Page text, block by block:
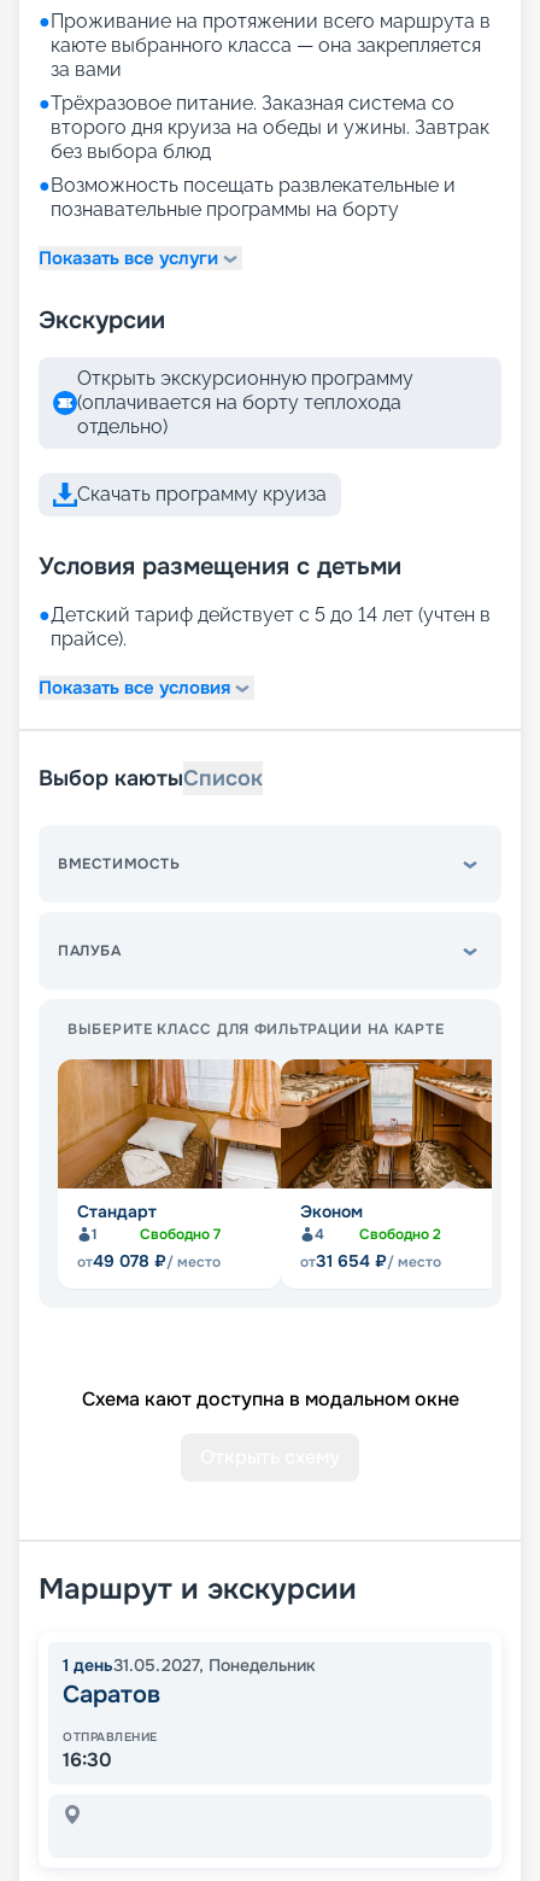
●Проживание на протяжении всего маршрута в
каюте выбранного класса — она закрепляется
за вами
●Трёхразовое питание. Заказная система со
второго дня круиза на обеды и ужины. Завтрак
без выбора блюд
●Возможность посещать развлекательные и
познавательные программы на борту
Показать все услуги
Экскурсии
Открыть экскурсионную программу
(оплачивается на борту теплохода
отдельно)
Скачать программу круиза
Условия размещения с детьми
●Детский тариф действует с 5 до 14 лет (учтен в
прайсе).
Показать все условия
Выбор каютыСписок
ВМЕСТИМОСТЬ
ПАЛУБА
ВЫБЕРИТЕ КЛАСС ДЛЯ ФИЛЬТРАЦИИ НА КАРТЕ
Стандарт
1 Свободно7
от49 078 ₽/ место
Эконом
4 Свободно2
от31 654 ₽/ место
Схема кают доступна в модальном окне
Маршрут и экскурсии
1 день31.05.2027, Понедельник
Саратов
ОТПРАВЛЕНИЕ
16:30